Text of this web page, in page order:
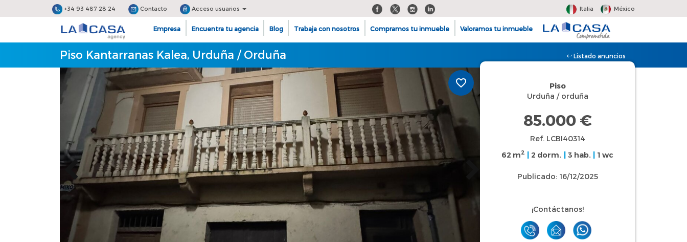
+34 93 487 28 24 Contacto Acceso usuarios Italia México
Empresa Encuentra tu agencia Blog Trabaja con nosotros Compramos tu inmueble Valoramos tu inmueble
Piso Kantarranas Kalea, Urduña / Orduña Listado anuncios
Piso
Urduña / orduña
85.000 €
Ref. LCBI40314
62 m2 2 dorm. 3 hab. 1 wc
Publicado: 16/12/2025
¡Contáctanos!